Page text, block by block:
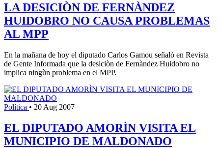
LA DESICIÒN DE FERNÀNDEZ
HUIDOBRO NO CAUSA PROBLEMAS
AL MPP
En la mañana de hoy el diputado Carlos Gamou señalò en Revista
de Gente Informada que la desiciòn de Fernàndez Huidobro no
implica ningùn problema en el MPP.
Política • 20 Aug 2007
EL DIPUTADO AMORÌN VISITA EL
MUNICIPIO DE MALDONADO